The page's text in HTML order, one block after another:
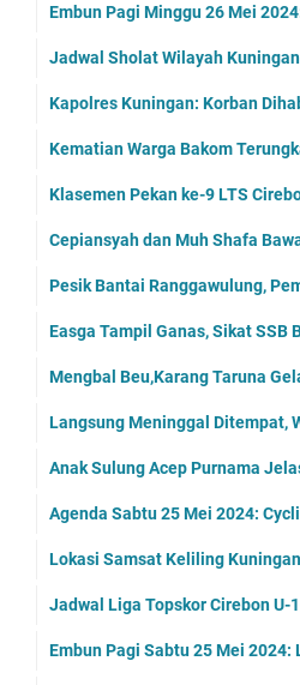
Embun Pagi Minggu 26 Mei
Jadwal Sholat Wilayah
Kapolres Kuningan: Korban
Kematian Warga Bakom
Klasemen Pekan ke-9 LTS
Cepiansyah dan Muh Shafa
Pesik Bantai Ranggawulung,
Easga Tampil Ganas, Sikat SSB
Mengbal Beu,Karang Taruna
Langsung Meninggal Ditempat,
Anak Sulung Acep Purnama
Agenda Sabtu 25 Mei 2024:
Lokasi Samsat Keliling
Jadwal Liga Topskor Cirebon U-
Embun Pagi Sabtu 25 Mei 2024: